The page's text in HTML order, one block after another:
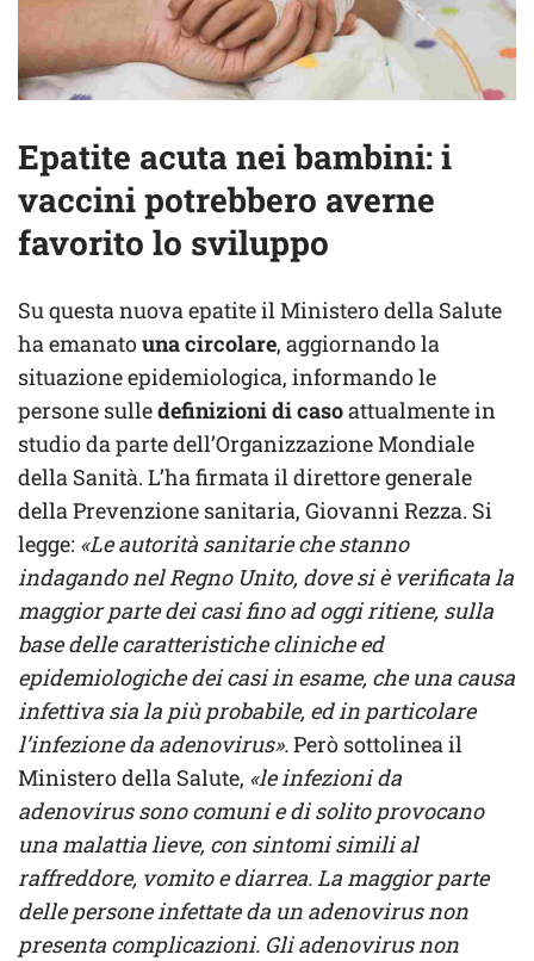
Epatite acuta nei bambini: i
vaccini potrebbero averne
favorito lo sviluppo
Su questa nuova epatite il Ministero della Salute
ha emanatouna circolare, aggiornando la
situazione epidemiologica, informando le
persone sulledefinizioni di casoattualmente in
studio da parte dell’Organizzazione Mondiale
della Sanità. L’ha firmata il direttore generale
della Prevenzione sanitaria, Giovanni Rezza. Si
legge: «Le autorità sanitarie che stanno
indagando nel Regno Unito, dove si è verificata la
maggior parte dei casi fino ad oggi ritiene, sulla
base delle caratteristiche cliniche ed
epidemiologiche dei casi in esame, che una causa
infettiva sia la più probabile, ed in particolare
l’infezione da adenovirus».Però sottolinea il
Ministero della Salute, «le infezioni da
adenovirus sono comuni e di solito provocano
una malattia lieve, con sintomi simili al
raffreddore, vomito e diarrea. La maggior parte
delle persone infettate da un adenovirus non
presenta complicazioni. Gli adenovirus non